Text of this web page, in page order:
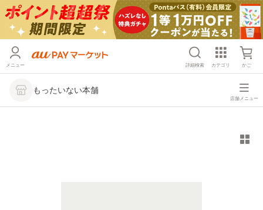
メニュー 詳細検索 カテゴリ かご
もったいない本舗
店舗メニュー